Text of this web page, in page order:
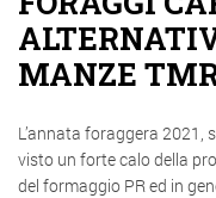
MANZE
L’annata foraggera 2021,
visto un forte calo della
del formaggio PR ed in